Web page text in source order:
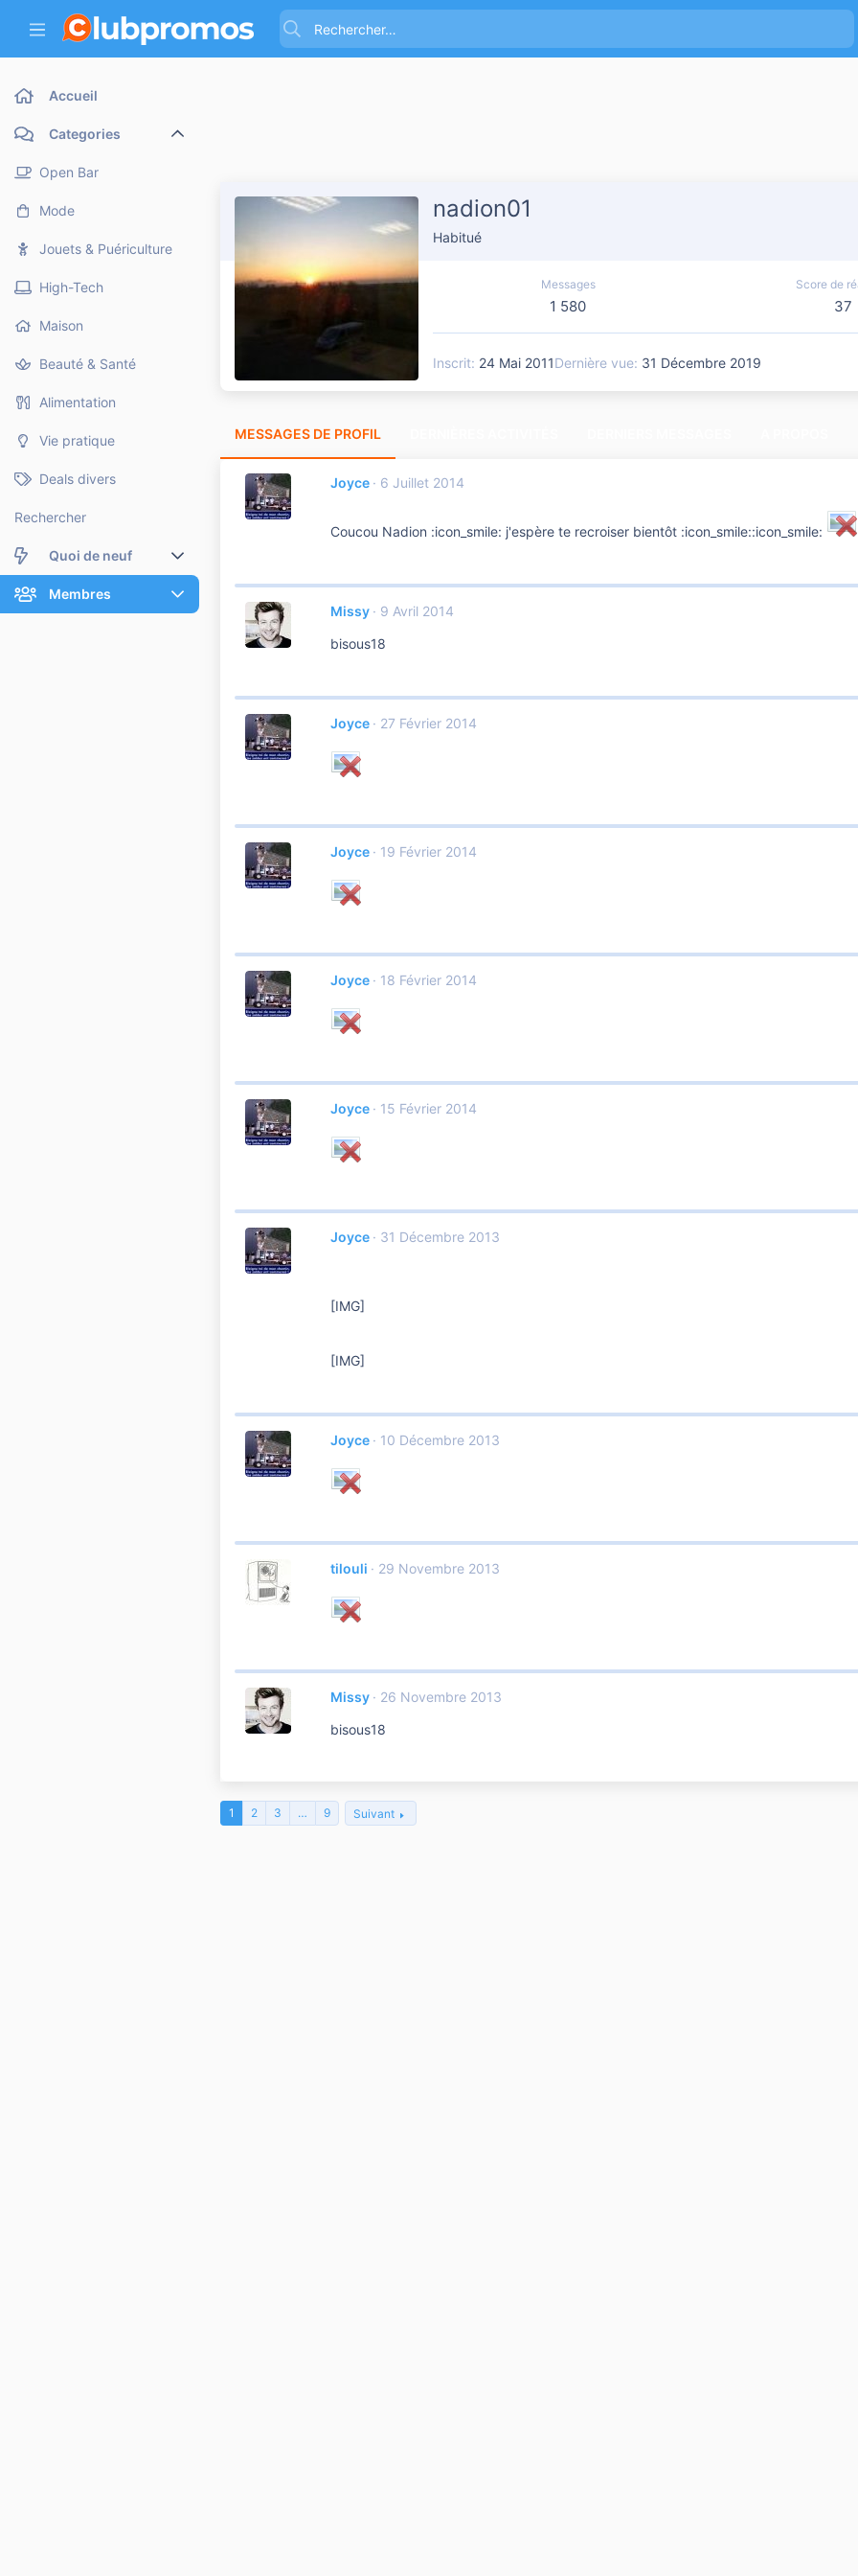
Accueil
Categories
Open Bar
Mode
Jouets & Puériculture
High-Tech
Maison
Beauté & Santé
Alimentation
Vie pratique
Deals divers
Rechercher
Quoi de neuf
Nouveaux messages
Membres
nadion01
Habitué
Messages
1 580
Score de
37
Inscrit 24 Mai 2011Dernière vue 31 Décembre 2019
MESSAGES DE PROFIL
Joyce 6 Juillet 2014
Coucou Nadion :icon_smile: j'espère te recroiser bientôt :icon_smile::icon_smile:
Missy
9 Avril 2014
bisous18
Joyce 27 Février 2014
Joyce 19 Février 2014
Joyce 18 Février 2014
Joyce 15 Février 2014
Joyce 31 Décembre 2013
[IMG]
[IMG]
Joyce 10 Décembre 2013
tilouli 29 Novembre 2013
Missy
26 Novembre 2013
bisous18
1 2 3 … 9 Suivant